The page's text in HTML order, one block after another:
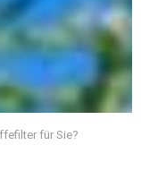
für Sie?